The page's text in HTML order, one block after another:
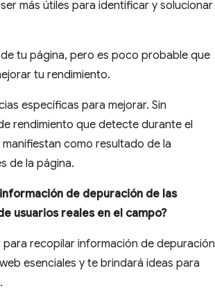
más útiles para identificar y solucionar
tu página, pero es poco probable que
tu rendimiento.
específicas para mejorar. Sin
rendimiento que detecte durante el
como resultado de la
de la página.
de depuración de las
usuarios reales en el campo?
para recopilar información de depuración
esenciales y te brindará ideas para